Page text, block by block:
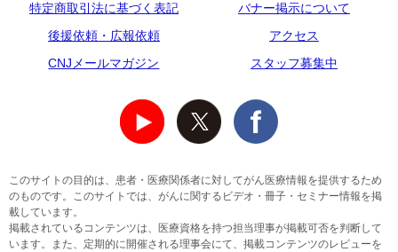
特定商取引法に基づく表記
バナー掲示について
後援依頼・広報依頼
アクセス
CNJメールマガジン
スタッフ募集中
このサイトの目的は、患者・医療関係者に対してがん医療情報を提供するため
のものです。このサイトでは、がんに関するビデオ・冊子・セミナー情報を掲
載しています。
掲載されているコンテンツは、医療資格を持つ担当理事が掲載可否を判断して
います。また、定期的に開催される理事会にて、掲載コンテンツのレビューを